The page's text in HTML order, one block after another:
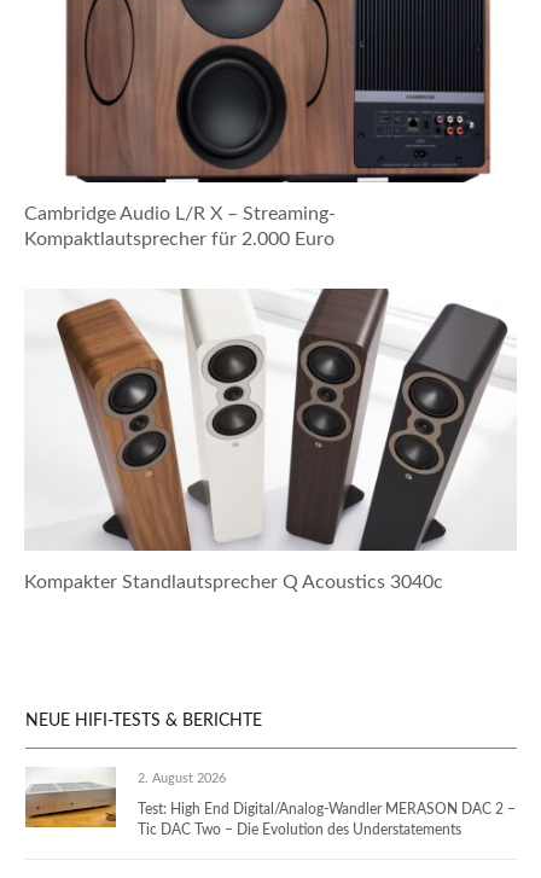
Cambridge Audio L/R X – Streaming-
Kompaktlautsprecher für 2.000 Euro
Kompakter Standlautsprecher Q Acoustics 3040c
NEUE HIFI-TESTS & BERICHTE
2. August 2026
Test: High End Digital/Analog-Wandler MERASON DAC 2 –
Tic DAC Two – Die Evolution des Understatements